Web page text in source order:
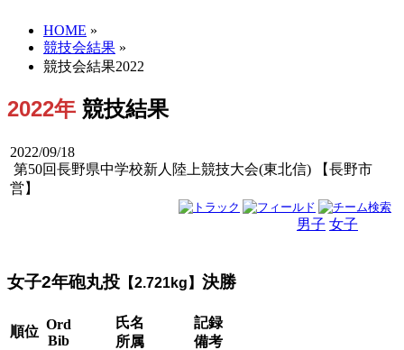
HOME »
競技会結果 »
競技会結果2022
2022年 競技結果
2022/09/18
第50回長野県中学校新人陸上競技大会(東北信) 【長野市
営】
男子 女子
女子2年砲丸投 【2.721kg】 決勝
順位 Ord
Bib
氏名
所属
記録
備考